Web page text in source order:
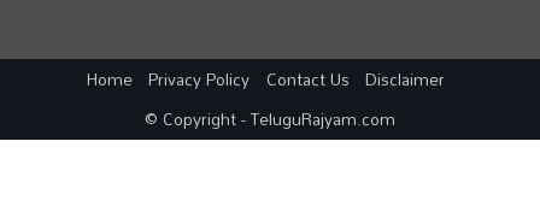
Home Privacy Policy Contact Us Disclaimer
© Copyright - TeluguRajyam.com